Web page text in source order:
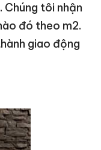
Chúng tôi nhận
đó theo m2.
giao động